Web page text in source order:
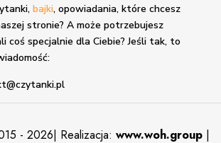
bajki, opowiadania, które chcesz
stronie? A może potrzebujesz
coś specjalnie dla Ciebie? Jeśli tak, to
- 2026| Realizacja: www.woh.group |